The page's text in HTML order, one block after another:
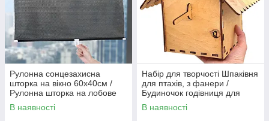
Рулонна сонцезахисна
шторка на вікно 60х40см /
Рулонна шторка на лобове
скло / Шторка для авто
В наявності
Набір для творчості Шпаківня
для птахів, з фанери /
Будиночок годівниця для
птахів / Вулична годівниця
для пташок
В наявності